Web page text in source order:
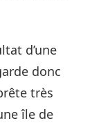
d’une
donc
très
île de